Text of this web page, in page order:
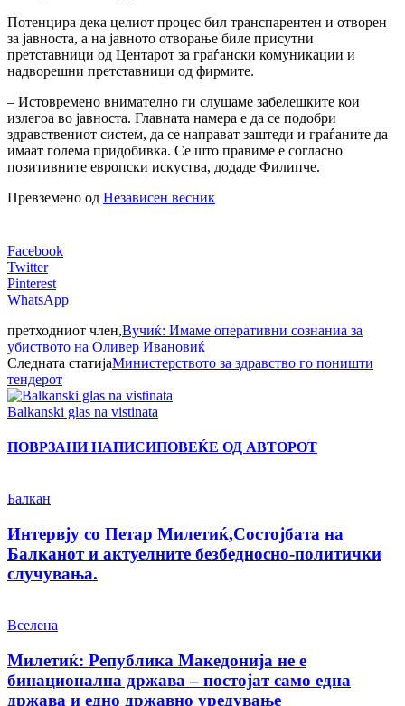
Потенцира дека целиот процес бил транспарентен и отворен
за јавноста, а на јавното отворање биле присутни
претставници од Центарот за граѓански комуникации и
надворешни претставници од фирмите.
– Истовремено внимателно ги слушаме забелешките кои
излегоа во јавноста. Главната намера е да се подобри
здравствениот систем, да се направат заштеди и граѓаните да
имаат голема придобивка. Се што правиме е согласно
позитивните европски искуства, додаде Филипче.
Превземено од Независен весник
Facebook
Twitter
Pinterest
WhatsApp
претходниот член,Вучиќ: Имаме оперативни сознаниа за
убиството на Оливер Ивановиќ
Следната статијаМинистерството за здравство го поништи
тендерот
Balkanski glas na vistinata
ПОВРЗАНИ НАПИСИПОВЕЌЕ ОД АВТОРОТ
Балкан
Интервју со Петар Милетиќ,Состојбата на
Балканот и актуелните безбедносно-политички
случувања.
Вселена
Милетиќ: Република Македонија не е
бинационална држава – постојат само една
држава и едно државно уредување